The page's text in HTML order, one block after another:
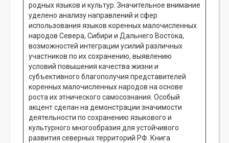
родных языков и культур. Значительное внимание
уделено анализу направлений и сфер
использования языков коренных малочисленных
народов Севера, Сибири и Дальнего Востока,
возможностей интеграции усилий различных
участников по их сохранению, выявлению
условий повышения качества жизни и
субъективного благополучия представителей
коренных малочисленных народов на основе
роста их этнического самосознания. Особый
акцент сделан на демонстрации значимости
деятельности по сохранению языкового и
культурного многообразия для устойчивого
развития северных территорий РФ. Книга